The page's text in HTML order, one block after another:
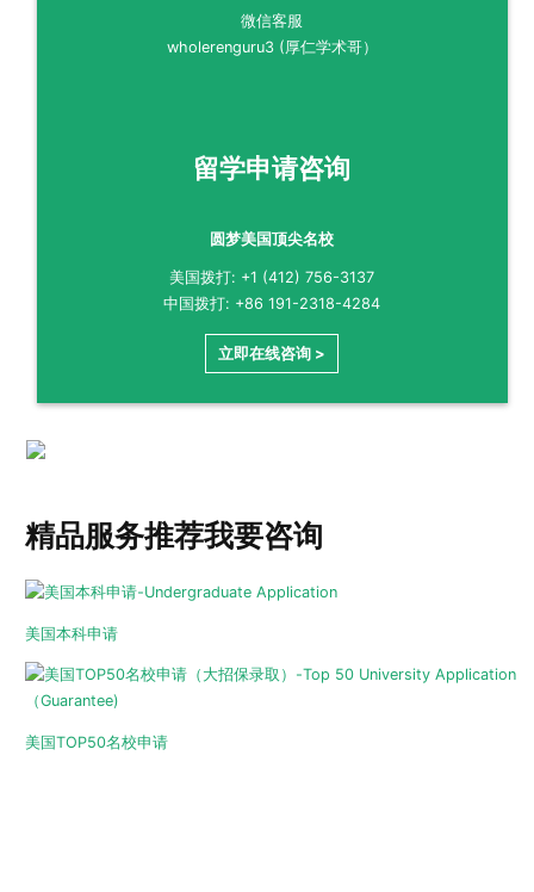
微信客服
wholerenguru3 (厚仁学术哥）
留学申请咨询
圆梦美国顶尖名校
美国拨打: +1 (412) 756-3137
中国拨打: +86 191-2318-4284
立即在线咨询 >
精品服务推荐我要咨询
美国本科申请
美国TOP50名校申请